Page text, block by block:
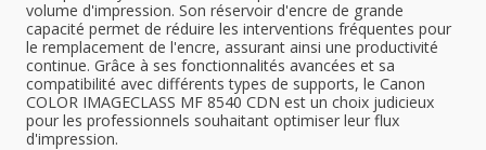
volume d'impression. Son réservoir d'encre de grande
capacité permet de réduire les interventions fréquentes pour
le remplacement de l'encre, assurant ainsi une productivité
continue. Grâce à ses fonctionnalités avancées et sa
compatibilité avec différents types de supports, le Canon
COLOR IMAGECLASS MF 8540 CDN est un choix judicieux
pour les professionnels souhaitant optimiser leur flux
d'impression.